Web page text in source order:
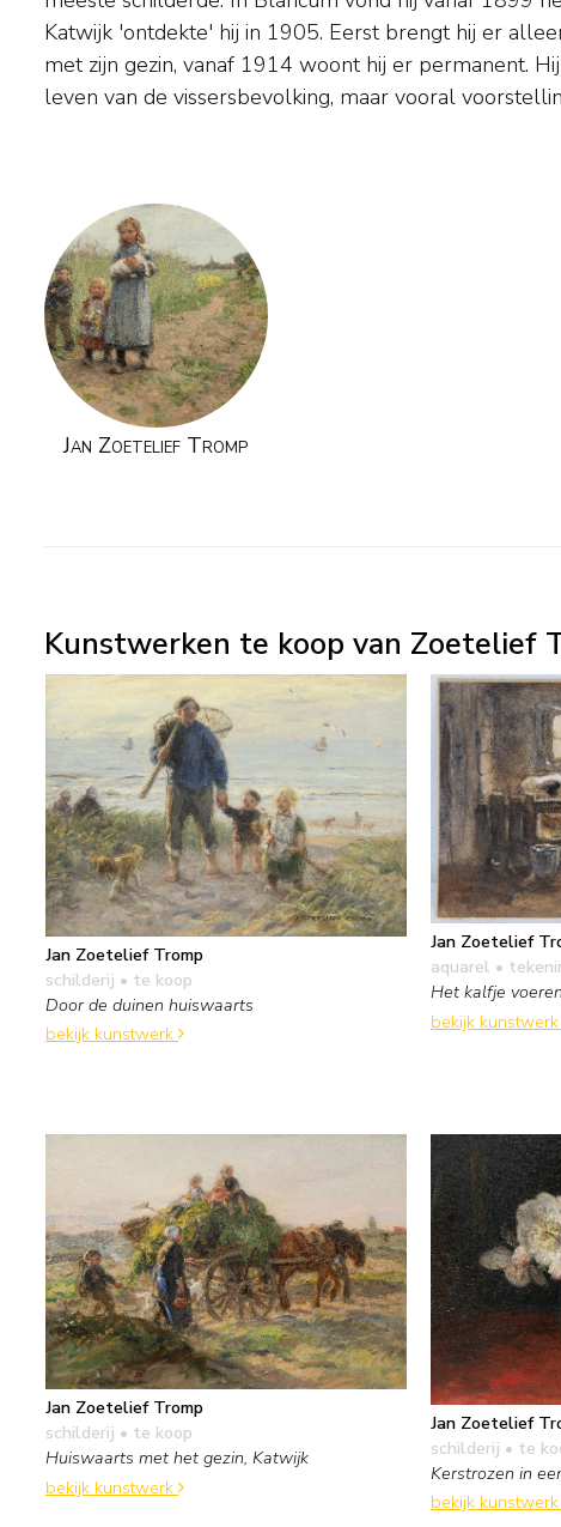
Katwijk 'ontdekte' hij in 1905. Eerst brengt hij er
met zijn gezin, vanaf 1914 woont hij er permanent.
leven van de vissersbevolking, maar vooral
vermoedelijk zelf ook kende. Omdat de schilder
Jan Zoetelief Tromp
Kunstwerken te koop van Zoetelief
Jan Zoetelief Tromp
schilderij • te koop
Door de duinen huiswaarts
bekijk kunstwerk
Jan Zoetelief
aquarel •
Het kalfje voeren
bekijk kunstwerk
Jan Zoetelief Tromp
schilderij • te koop
Huiswaarts met het gezin, Katwijk
bekijk kunstwerk
Jan Zoetelief
schilderij • te
Kerstrozen in
bekijk kunstwerk